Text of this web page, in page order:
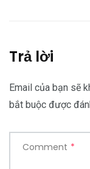
Trả lời
Email của bạn sẽ
bắt buộc được
Comment *